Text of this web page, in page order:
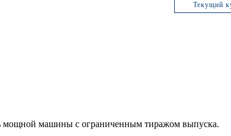
Текущий
мощной машины с ограниченным тиражом выпуска.